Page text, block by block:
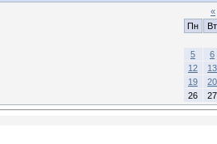
«
Пн
Вт
5
6
12
13
19
20
26
27